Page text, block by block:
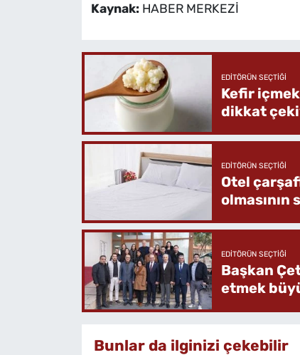
Kaynak: HABER MERKEZİ
EDITÖRÜN SEÇTIĞI
Kefir
dikkat
EDITÖRÜN SEÇTIĞI
Otel
olmasının
EDITÖRÜN SEÇTIĞI
Başkan
etmek
Bunlar da ilginizi çekebilir